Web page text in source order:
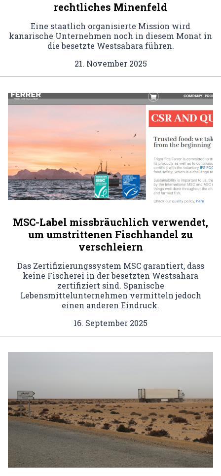
rechtliches Minenfeld
Eine staatlich organisierte Mission wird
kanarische Unternehmen noch in diesem Monat in
die besetzte Westsahara führen.
21. November 2025
MSC-Label missbräuchlich verwendet,
um umstrittenen Fischhandel zu
verschleiern
Das Zertifizierungssystem MSC garantiert, dass
keine Fischerei in der besetzten Westsahara
zertifiziert sind. Spanische
Lebensmittelunternehmen vermitteln jedoch
einen anderen Eindruck.
16. September 2025